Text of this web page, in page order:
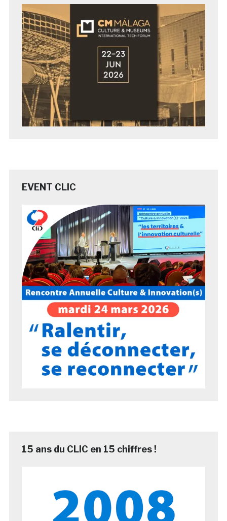
EVENT CLIC
15 ans du CLIC en 15 chiffres !